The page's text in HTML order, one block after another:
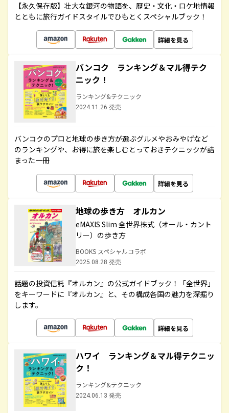
【永久保存版】壮大な銀河の物語を、歴史・文化・ロケ地情報
とともに旅行ガイドスタイルでひもとくスペシャルブック！
詳細を見る
バンコク ランキング＆マル得テク
ニック！
ランキング&テクニック
2024.11.26 発売
バンコクのプロと地球の歩き方が選ぶグルメやおみやげなど
のランキングや、お得に旅を楽しむとっておきテクニックが詰
まった一冊
詳細を見る
地球の歩き方 オルカン
eMAXIS Slim 全世界株式（オール・カント
リー）の歩き方
BOOKS スペシャルコラボ
2025.08.28 発売
話題の投資信託『オルカン』の公式ガイドブック！「全世界」
をキーワードに『オルカン』と、その構成各国の魅力を深掘り
します。
詳細を見る
ハワイ ランキング＆マル得テクニッ
ク！
ランキング&テクニック
2024.06.13 発売